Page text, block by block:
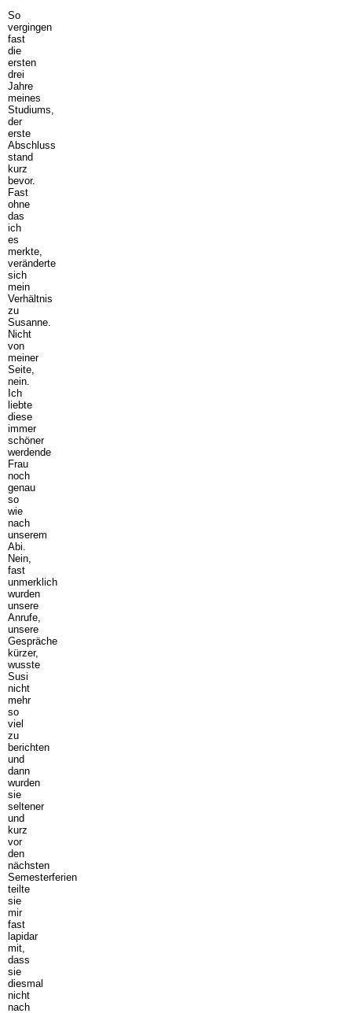
So
vergingen
fast
die
ersten
drei
Jahre
meines
Studiums,
der
erste
Abschluss
stand
kurz
bevor.
Fast
ohne
das
ich
es
merkte,
veränderte
sich
mein
Verhältnis
zu
Susanne.
Nicht
von
meiner
Seite,
nein.
Ich
liebte
diese
immer
schöner
werdende
Frau
noch
genau
so
wie
nach
unserem
Abi.
Nein,
fast
unmerklich
wurden
unsere
Anrufe,
unsere
Gespräche
kürzer,
wusste
Susi
nicht
mehr
so
viel
zu
berichten
und
dann
wurden
sie
seltener
und
kurz
vor
den
nächsten
Semesterferien
teilte
sie
mir
fast
lapidar
mit,
dass
sie
diesmal
nicht
nach